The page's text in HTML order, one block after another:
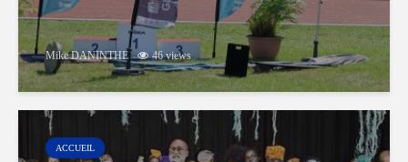
Mike DANINTHE 46 views
ACCUEIL